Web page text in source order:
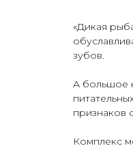
«Дикая
зубов.
А большое
признаков
Комплекс